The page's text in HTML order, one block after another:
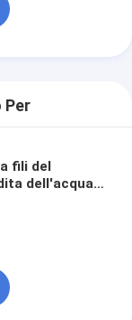
Per
fili del
dell'acqua